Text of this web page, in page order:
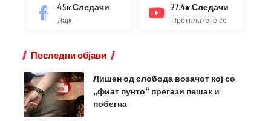
45кСледачи
Лајк
27.4кСледачи
Претплатете се
Последни објави
Лишен од слобода возачот кој со
„фиат пунто“ прегази пешак и
побегна